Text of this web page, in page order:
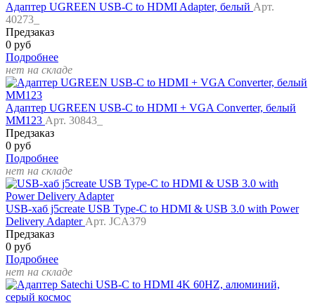
Адаптер UGREEN USB-C to HDMI Adapter, белый Арт.
40273_
Предзаказ
0 руб
Подробнее
нет на складе
Адаптер UGREEN USB-C to HDMI + VGA Converter, белый
MM123 Арт. 30843_
Предзаказ
0 руб
Подробнее
нет на складе
USB-хаб j5create USB Type-C to HDMI & USB 3.0 with Power
Delivery AdapterАрт. JCA379
Предзаказ
0 руб
Подробнее
нет на складе